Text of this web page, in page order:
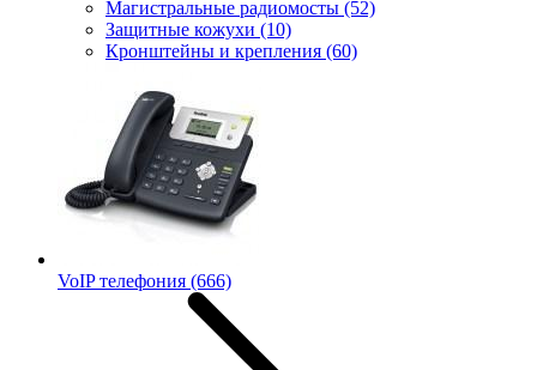
Магистральные радиомосты (52)
Защитные кожухи (10)
Кронштейны и крепления (60)
VoIP телефония (666)